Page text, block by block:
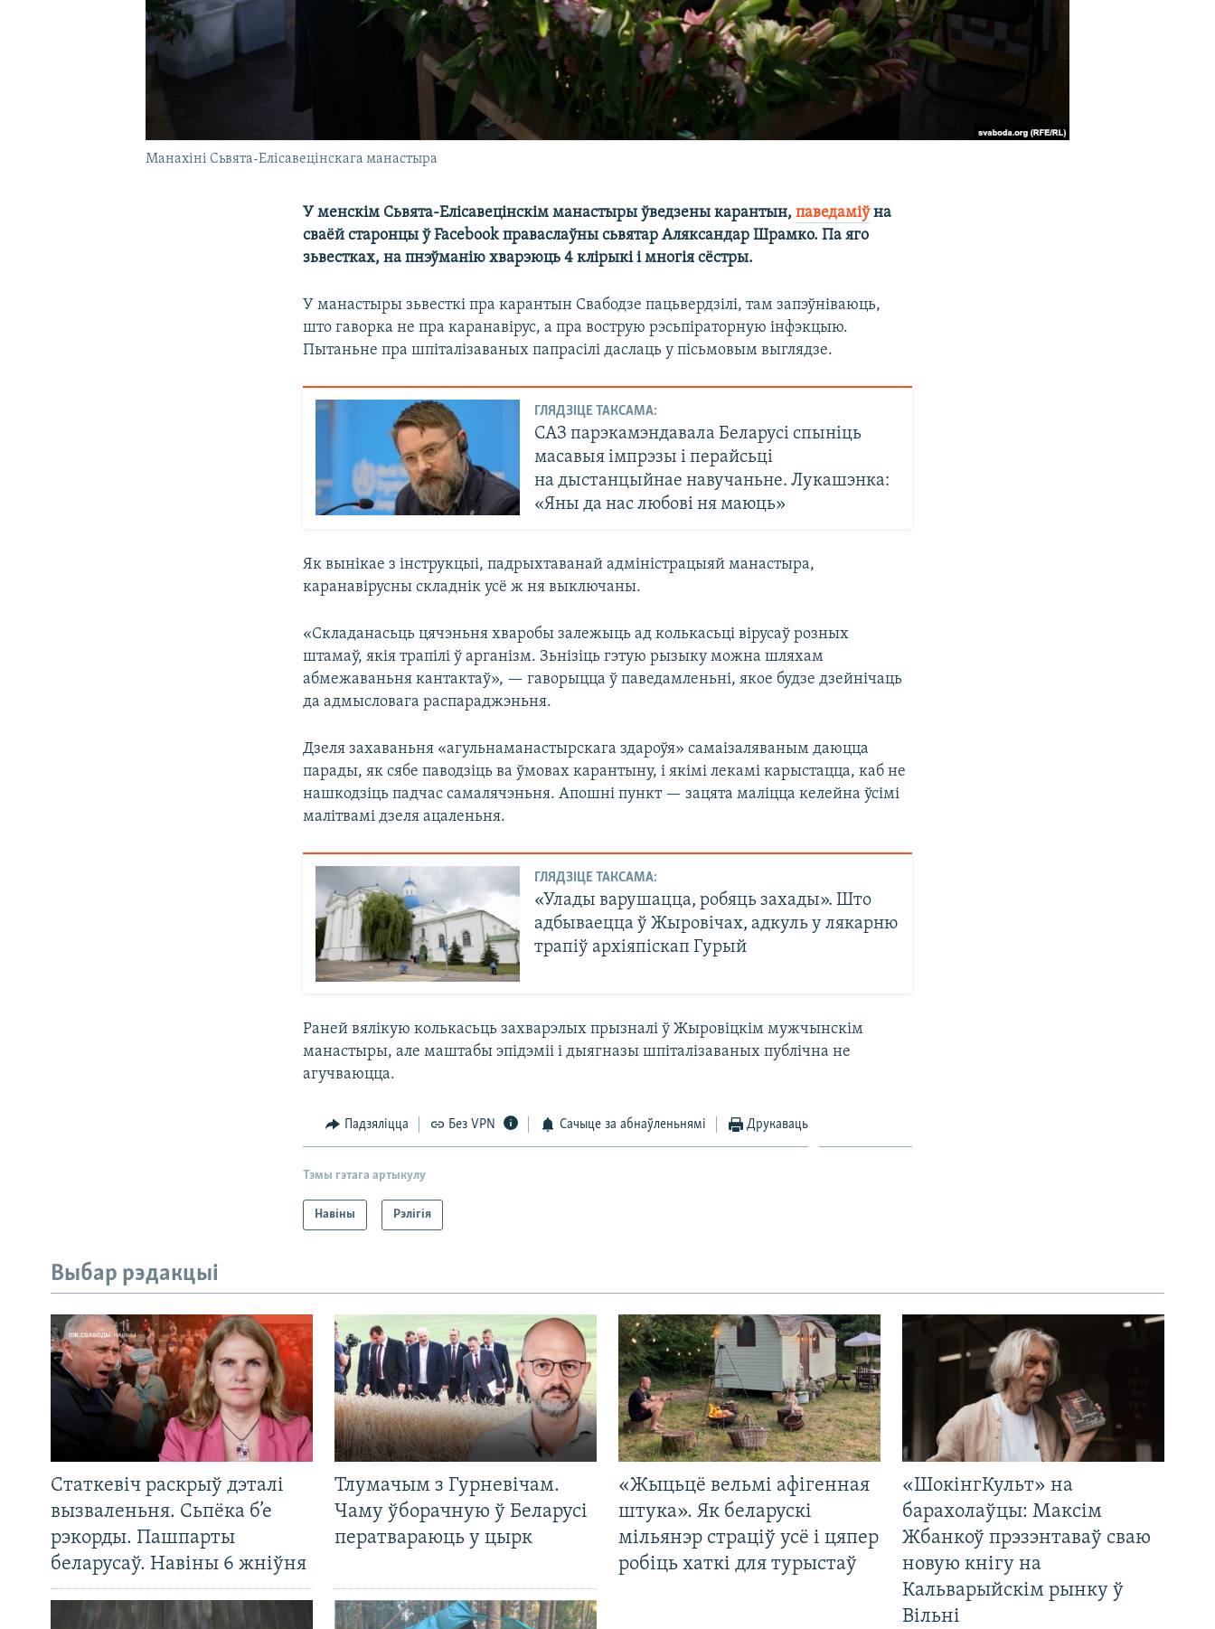
Манахіні Сьвята-Елісавецінскага манастыра
У менскім Сьвята-Елісавецінскім манастыры ўведзены карантын,паведаміўна
сваёй старонцы ў Facebook праваслаўны сьвятар Аляксандар Шрамко. Па яго
зьвестках, на пнэўманію хварэюць 4 клірыкі і многія сёстры.
У манастыры зьвесткі пра карантын Свабодзе пацьвердзілі, там запэўніваюць,
што гаворка не пра каранавірус, а пра вострую рэсьпіраторную інфэкцыю.
Пытаньне пра шпіталізаваных папрасілі даслаць у пісьмовым выглядзе.
ГЛЯДЗІЦЕ ТАКСАМА:
САЗ парэкамэндавала Беларусі спыніць
масавыя імпрэзы і перайсьці
на дыстанцыйнае навучаньне. Лукашэнка:
«Яны да нас любові ня маюць»
Як вынікае з інструкцыі, падрыхтаванай адміністрацыяй манастыра,
каранавірусны складнік усё ж ня выключаны.
«Складанасьць цячэньня хваробы залежыць ад колькасьці вірусаў розных
штамаў, якія трапілі ў арганізм. Зьнізіць гэтую рызыку можна шляхам
абмежаваньня кантактаў», — гаворыцца ў паведамленьні, якое будзе дзейнічаць
да адмысловага распараджэньня.
Дзеля захаваньня «агульнаманастырскага здароўя» самаізаляваным даюцца
парады, як сябе паводзіць ва ўмовах карантыну, і якімі лекамі карыстацца, каб не
нашкодзіць падчас самалячэньня. Апошні пункт — зацята маліцца келейна ўсімі
малітвамі дзеля ацаленьня.
ГЛЯДЗІЦЕ ТАКСАМА:
«Улады варушацца, робяць захады». Што
адбываецца ў Жыровічах, адкуль у лякарню
трапіў архіяпіскап Гурый
Раней вялікую колькасьць захварэлых прызналі ў Жыровіцкім мужчынскім
манастыры, але маштабы эпідэміі і дыягназы шпіталізаваных публічна не
агучваюцца.
Падзяліцца Без VPN Сачыце за абнаўленьнямі Друкаваць
Тэмы гэтага артыкулу
Навіны Рэлігія
Выбар рэдакцыі
Статкевіч раскрыў дэталі
вызваленьня. Сьпёка б’е
рэкорды. Пашпарты
беларусаў. Навіны 6 жніўня
Тлумачым з Гурневічам.
Чаму ўборачную ў Беларусі
ператвараюць у цырк
«Жыцьцё вельмі афігенная
штука». Як беларускі
мільянэр страціў усё і цяпер
робіць хаткі для турыстаў
«ШокінгКульт» на
барахолаўцы: Максім
Жбанкоў прэзэнтаваў сваю
новую кнігу на
Кальварыйскім рынку ў
Вільні